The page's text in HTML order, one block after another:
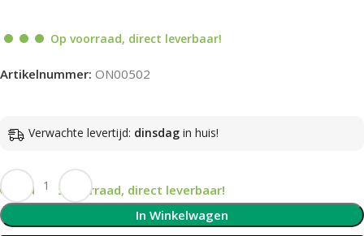
Op voorraad, direct leverbaar!
Artikelnummer: ON00502
Verwachte levertijd: dinsdag in huis!
Op voorraad, direct leverbaar!
In Winkelwagen